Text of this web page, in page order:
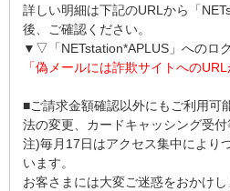
詳しい明細は下記のURLから「
後、ご確認ください。
▼▽「NETstation*APLUS」へのロ
「偽メールには詐欺サイトへの
■ご請求金額確認以外にもご利用可
法の変更、カードキャッシング受付
注)毎月17日はアクセス集中により
います。
お客さまには大変ご迷惑をおかけ